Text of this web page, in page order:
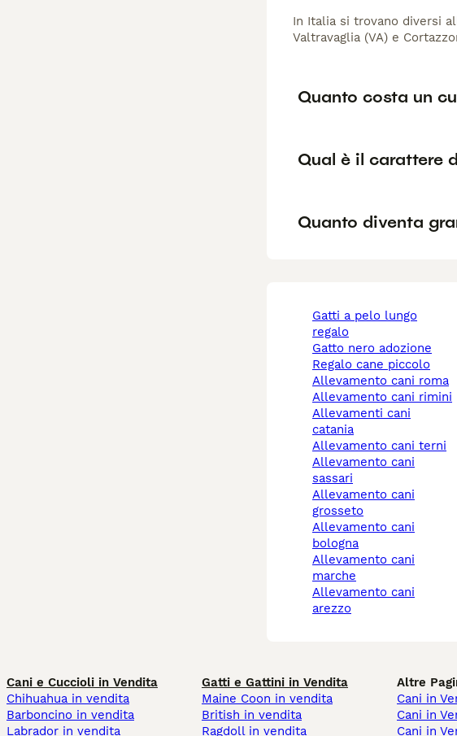
In Italia si trovano diversi
Valtravaglia (VA) e
Quanto costa un
Qual è il carattere
Quanto diventa
gatti a pelo lungo
regalo
gatto nero adozione
regalo cane piccolo
allevamento cani roma
allevamento cani rimini
allevamenti cani
catania
allevamento cani terni
allevamento cani
sassari
allevamento cani
grosseto
allevamento cani
bologna
allevamento cani
marche
allevamento cani
arezzo
Cani e Cuccioli in Vendita
Chihuahua in vendita
Barboncino in vendita
Labrador in vendita
Gatti e Gattini in Vendita
Maine Coon in vendita
British in vendita
Ragdoll in vendita
Altre
Cani in
Cani in
Cani in